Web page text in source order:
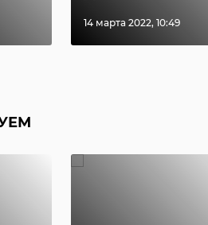
14 марта 2022, 10:49